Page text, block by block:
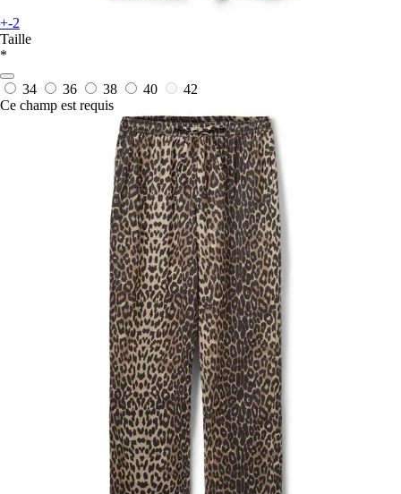
+-2
Taille
*
34 36 38 40
42
Ce champ est requis